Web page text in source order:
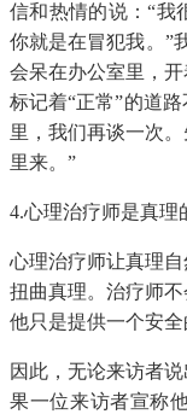
信和热情的说：“我
你就是在冒犯我。”
会呆在办公室里，
标记着“正常”的道
里，我们再谈一次
里来。”
4.心理治疗师是真理
心理治疗师让真理
扭曲真理。治疗师
他只是提供一个安全
因此，无论来访者
果一位来访者宣称